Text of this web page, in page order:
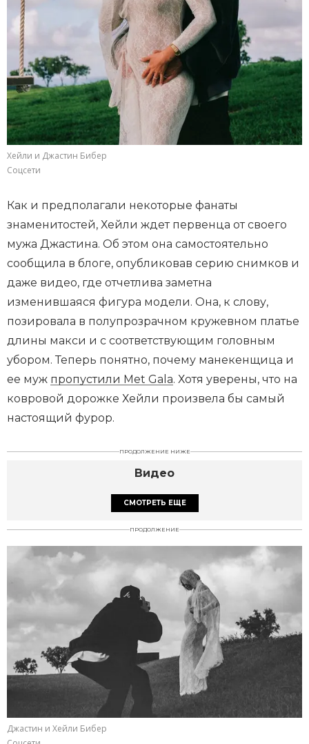
Хейли и Джастин Бибер
Соцсети
Как и предполагали некоторые фанаты
знаменитостей, Хейли ждет первенца от своего
мужа Джастина. Об этом она самостоятельно
сообщила в блоге, опубликовав серию снимков и
даже видео, где отчетлива заметна
изменившаяся фигура модели. Она, к слову,
позировала в полупрозрачном кружевном платье
длины макси и с соответствующим головным
убором. Теперь понятно, почему манекенщица и
ее муж пропустили Met Gala. Хотя уверены, что на
ковровой дорожке Хейли произвела бы самый
настоящий фурор.
ПРОДОЛЖЕНИЕ НИЖЕ
Видео
СМОТРЕТЬ ЕЩЕ
ПРОДОЛЖЕНИЕ
Джастин и Хейли Бибер